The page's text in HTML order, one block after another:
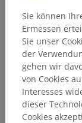
inhaltliche
HOLE SIE SICH
Sie können
Ermessen
Sie unser
der
gehen wir
von Cookies
Interesses
dieser
Cookies